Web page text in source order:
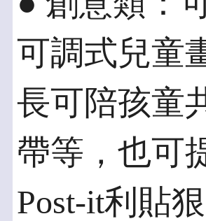
可調式兒童
長可陪孩童
帶等，也可
Post-it利貼